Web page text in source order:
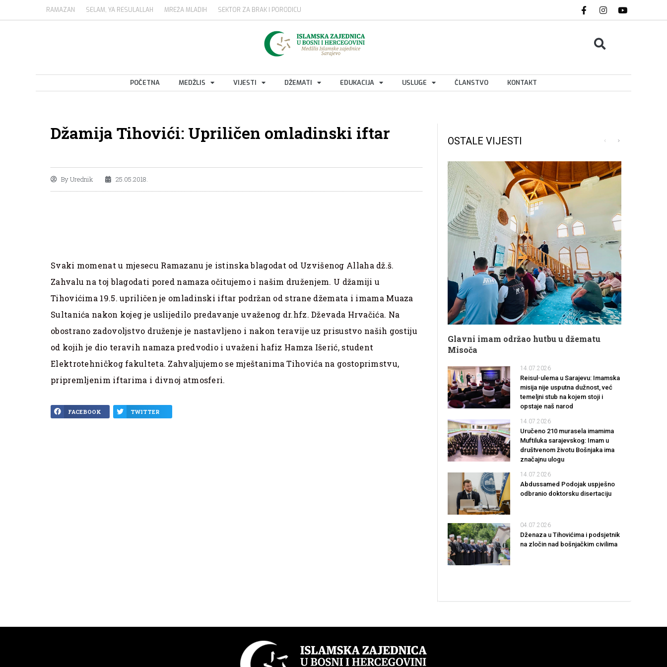
RAMAZAN SELAM, YA RESULALLAH MREŽA MLADIH SEKTOR ZA BRAK I PORODICU
POČETNA MEDŽLIS VIJESTI DŽEMATI EDUKACIJA USLUGE ČLANSTVO KONTAKT
Džamija Tihovići: Upriličen omladinski iftar
ByUrednik 25.05.2018.
Svaki momenat u mjesecu Ramazanu je istinska blagodat od Uzvišenog Allaha dž.š.
Zahvalu na toj blagodati pored namaza očitujemo i našim druženjem. U džamiji u
Tihovićima 19.5. upriličen je omladinski iftar podržan od strane džemata i imama Muaza
Sultanića nakon kojeg je uslijedilo predavanje uvaženog dr.hfz. Dževada Hrvačića. Na
obostrano zadovoljstvo druženje je nastavljeno i nakon teravije uz prisustvo naših gostiju
od kojih je dio teravih namaza predvodio i uvaženi hafiz Hamza Išerić, student
Elektrotehničkog fakulteta. Zahvaljujemo se mještanima Tihovića na gostoprimstvu,
pripremljenim iftarima i divnoj atmosferi.
FACEBOOK TWITTER
OSTALE VIJESTI
Glavni imam održao hutbu u džematu
Misoča
14.07.2026
Reisul-ulema u Sarajevu: Imamska
misija nije usputna dužnost, već
temeljni stub na kojem stoji i
opstaje naš narod
14.07.2026
Uručeno 210 murasela imamima
Muftiluka sarajevskog: Imam u
društvenom životu Bošnjaka ima
značajnu ulogu
14.07.2026
Abdussamed Podojak uspješno
odbranio doktorsku disertaciju
04.07.2026
Dženaza u Tihovićima i podsjetnik
na zločin nad bošnjačkim civilima